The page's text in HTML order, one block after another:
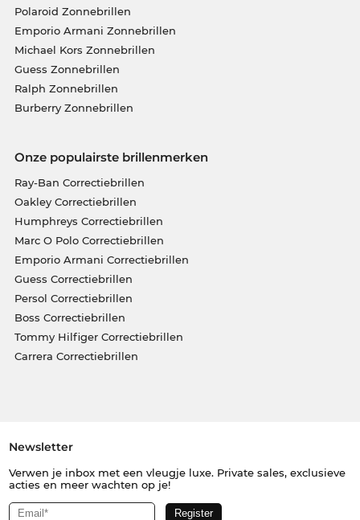
Polaroid Zonnebrillen
Emporio Armani Zonnebrillen
Michael Kors Zonnebrillen
Guess Zonnebrillen
Ralph Zonnebrillen
Burberry Zonnebrillen
Onze populairste brillenmerken
Ray-Ban Correctiebrillen
Oakley Correctiebrillen
Humphreys Correctiebrillen
Marc O Polo Correctiebrillen
Emporio Armani Correctiebrillen
Guess Correctiebrillen
Persol Correctiebrillen
Boss Correctiebrillen
Tommy Hilfiger Correctiebrillen
Carrera Correctiebrillen
Newsletter
Verwen je inbox met een vleugje luxe. Private sales, exclusieve
acties en meer wachten op je!